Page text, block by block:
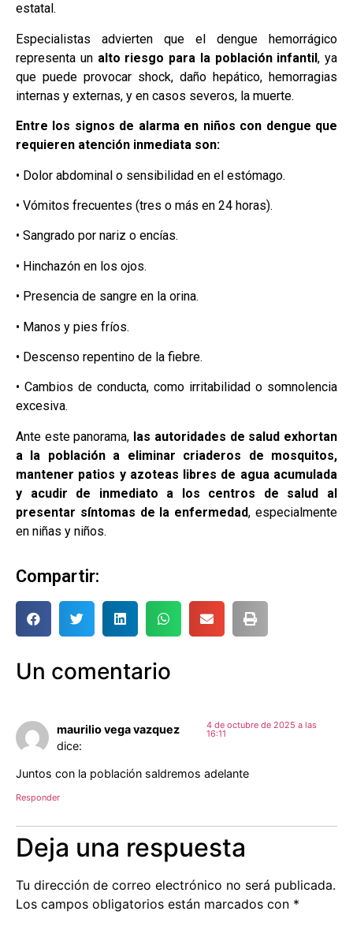
estatal.
Especialistas advierten que el dengue hemorrágico
representa un alto riesgo para la población infantil, ya
que puede provocar shock, daño hepático, hemorragias
internas y externas, y en casos severos, la muerte.
Entre los signos de alarma en niños con dengue que
requieren atención inmediata son:
• Dolor abdominal o sensibilidad en el estómago.
• Vómitos frecuentes (tres o más en 24 horas).
• Sangrado por nariz o encías.
• Hinchazón en los ojos.
• Presencia de sangre en la orina.
• Manos y pies fríos.
• Descenso repentino de la fiebre.
• Cambios de conducta, como irritabilidad o somnolencia
excesiva.
Ante este panorama, las autoridades de salud exhortan
a la población a eliminar criaderos de mosquitos,
mantener patios y azoteas libres de agua acumulada
y acudir de inmediato a los centros de salud al
presentar síntomas de la enfermedad, especialmente
en niñas y niños.
Compartir:
Un comentario
maurilio vega vazquez
dice:
4 de octubre de 2025 a las
16:11
Juntos con la población saldremos adelante
Responder
Deja una respuesta
Tu dirección de correo electrónico no será publicada.
Los campos obligatorios están marcados con *